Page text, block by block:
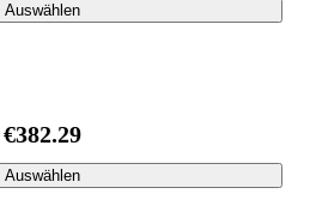
Auswählen
€382.29
Auswählen